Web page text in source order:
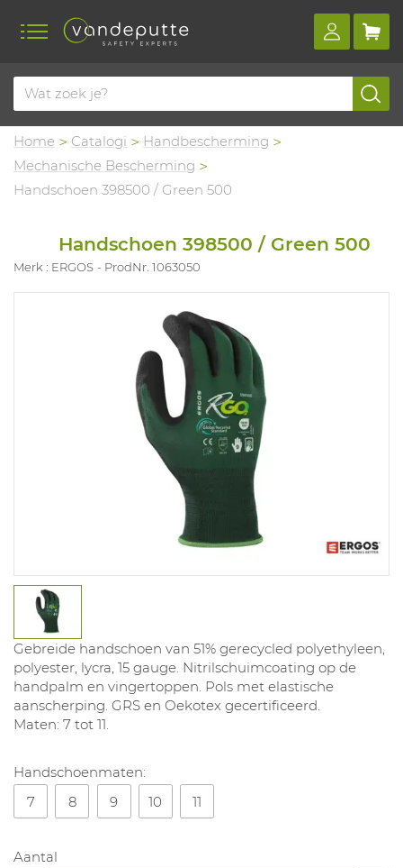
Home Catalogi
Handbescherming
Mechanische Bescherming
Handschoen 398500 / Green 500
Handschoen 398500 / Green 500
Merk : ERGOS ProdNr. 1063050
Gebreide handschoen van 51% gerecycled polyethyleen,
polyester, lycra, 15 gauge. Nitrilschuimcoating op de
handpalm en vingertoppen. Pols met elastische
aanscherping. GRS en Oekotex gecertificeerd.
Maten: 7 tot 11.
Handschoenmaten:
7
8 9 10 11
Aantal